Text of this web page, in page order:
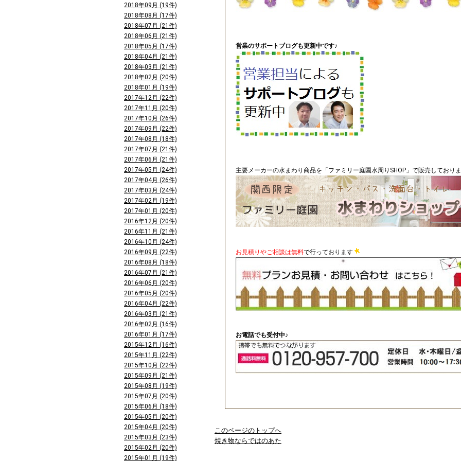
営業のサポートブログも更新中です♪
主要メーカーの水まわり商品を「ファミリー庭園水周りSHOP」で販売しており
お見積りやご相談は無料で行っております
お電話でも受付中♪
このページのトップへ
焼き物ならではのあた
2018年09月 (19件)
2018年08月 (17件)
2018年07月 (21件)
2018年06月 (21件)
2018年05月 (17件)
2018年04月 (21件)
2018年03月 (21件)
2018年02月 (20件)
2018年01月 (19件)
2017年12月 (22件)
2017年11月 (20件)
2017年10月 (26件)
2017年09月 (22件)
2017年08月 (18件)
2017年07月 (21件)
2017年06月 (21件)
2017年05月 (24件)
2017年04月 (26件)
2017年03月 (24件)
2017年02月 (19件)
2017年01月 (20件)
2016年12月 (20件)
2016年11月 (21件)
2016年10月 (24件)
2016年09月 (22件)
2016年08月 (18件)
2016年07月 (21件)
2016年06月 (20件)
2016年05月 (20件)
2016年04月 (22件)
2016年03月 (21件)
2016年02月 (16件)
2016年01月 (17件)
2015年12月 (16件)
2015年11月 (22件)
2015年10月 (22件)
2015年09月 (21件)
2015年08月 (19件)
2015年07月 (20件)
2015年06月 (18件)
2015年05月 (20件)
2015年04月 (20件)
2015年03月 (23件)
2015年02月 (20件)
2015年01月 (19件)